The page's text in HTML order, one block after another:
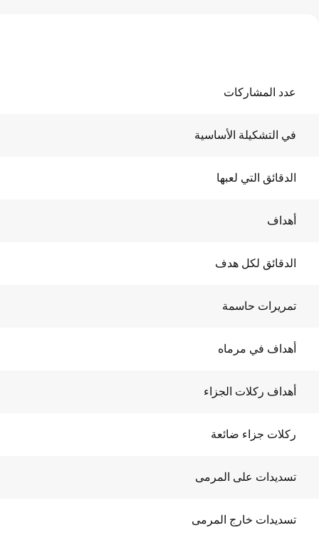
عدد المشاركات
في التشكيلة الأساسية
الدقائق التي لعبها
أهداف
الدقائق لكل هدف
تمريرات حاسمة
أهداف في مرماه
أهداف ركلات الجزاء
ركلات جزاء ضائعة
تسديدات على المرمى
تسديدات خارج المرمى